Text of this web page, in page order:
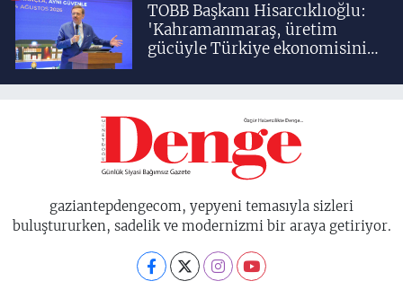
TOBB Başkanı Hisarcıklıoğlu:
'Kahramanmaraş, üretim
gücüyle Türkiye ekonomisinin
birisidir'
gaziantepdengecom, yepyeni temasıyla sizleri
buluştururken, sadelik ve modernizmi bir araya getiriyor.